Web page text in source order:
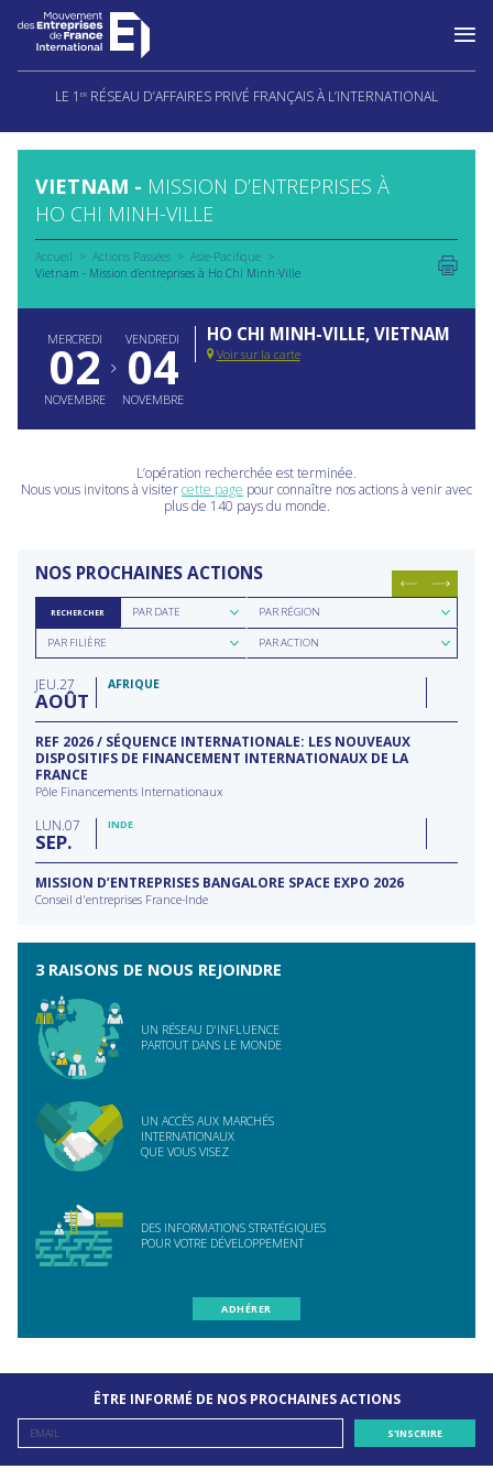
Aller
LE 1 ER RÉSEAU D’AFFAIRES PRIVÉ FRANÇAIS À L’INTERNATIONAL
VIETNAM - MISSION D’ENTREPRISES À
HO CHI MINH-VILLE
Accueil Actions Passées
Asie-Pacifique
Vietnam - Mission d’entreprises à Ho Chi Minh-Ville
MERCREDI
02
NOVEMBRE
VENDREDI
04
NOVEMBRE
HO CHI MINH-VILLE, VIETNAM
Voir sur la carte
L’opération recherchée est terminée.
Nous vous invitons à visitercette page pour connaître nos actions à venir avec
plus de 140 pays du monde.
NOS PROCHAINES ACTIONS
RECHERCHER
Rechercher
parPAR DATE
Rechercher
par
région
PAR RÉGION
Rechercher
parPAR FILIÈRE
Rechercher
parPAR ACTION
JEU 27
AOÛT
AFRIQUE
REF 2026 / SÉQUENCE INTERNATIONALE: LES NOUVEAUX
DISPOSITIFS DE FINANCEMENT INTERNATIONAUX DE LA
FRANCE
Pôle Financements Internationaux
LUN 07
SEP
INDE
MISSION D’ENTREPRISES BANGALORE SPACE EXPO 2026
Conseil d'entreprises France-Inde
3 RAISONS DE NOUS REJOINDRE
UN RÉSEAU D'INFLUENCE
PARTOUT DANS LE MONDE
UN ACCÈS AUX MARCHÉS
INTERNATIONAUX
QUE VOUS VISEZ
DES INFORMATIONS STRATÉGIQUES
POUR VOTRE DÉVELOPPEMENT
ADHÉRER
ÊTRE INFORMÉ DE NOS PROCHAINES ACTIONS